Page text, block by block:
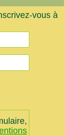
vous à